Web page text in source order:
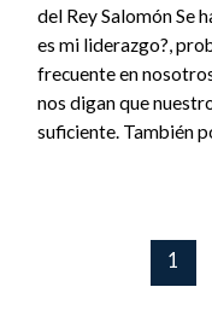
del Rey Salomón Se
es mi liderazgo?,
frecuente en
nos digan que
suficiente. También
1